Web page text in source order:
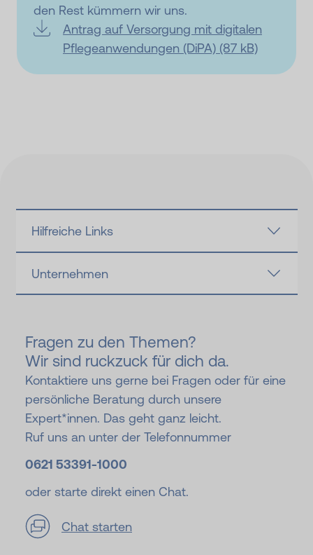
den Rest kümmern wir uns.
Antrag auf Versorgung mit digitalen
Pflegeanwendungen (DiPA) (87 kB)
Hilfreiche Links
Unternehmen
Fragen zu den Themen?
Wir sind ruckzuck für dich da.
Kontaktiere uns gerne bei Fragen oder für eine
persönliche Beratung durch unsere
Expert*innen. Das geht ganz leicht.
Ruf uns an unter der Telefonnummer
0621 53391-1000
oder starte direkt einen Chat.
Chat starten